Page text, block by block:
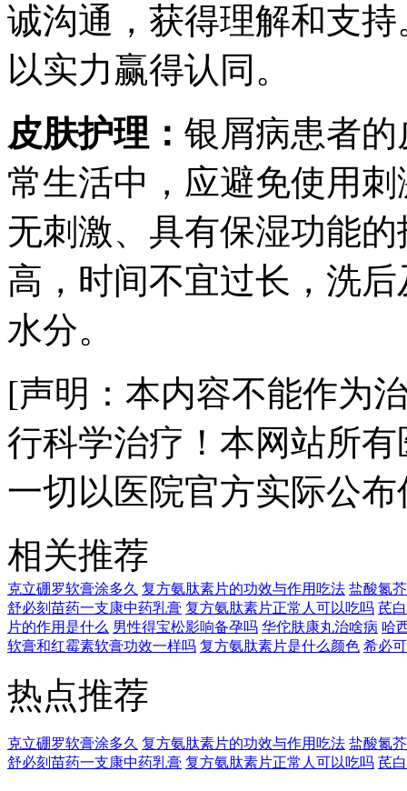
诚沟通，获得理解和支
以实力赢得认同。
皮肤护理： 银屑病患者
常生活中，应避免使用
无刺激、具有保湿功能
高，时间不宜过长，洗
水分。
[声明：本内容不能作为
行科学治疗！本网站所
一切以医院官方实际公
相关推荐
克立硼罗软膏涂多久 复方氨肽素片的功效与作用吃法 盐酸氮
舒必刻苗药一支康中药乳膏 复方氨肽素片正常人可以吃吗 芪
片的作用是什么 男性得宝松影响备孕吗 华佗肤康丸治啥病 哈
软膏和红霉素软膏功效一样吗 复方氨肽素片是什么颜色 希必
热点推荐
克立硼罗软膏涂多久 复方氨肽素片的功效与作用吃法 盐酸氮
舒必刻苗药一支康中药乳膏 复方氨肽素片正常人可以吃吗 芪